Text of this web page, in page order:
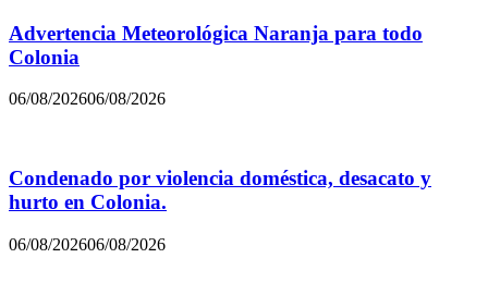
Advertencia Meteorológica Naranja para todo
Colonia
06/08/202606/08/2026
Condenado por violencia doméstica, desacato y
hurto en Colonia.
06/08/202606/08/2026